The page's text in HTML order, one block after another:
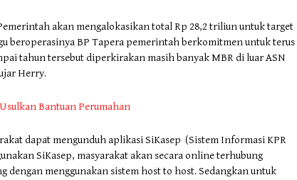
akan mengalokasikan total Rp 28,2 triliun untuk target
beroperasinya BP Tapera pemerintah berkomitmen untuk terus
tahun tersebut diperkirakan masih banyak MBR di luar ASN
Herry.
Bantuan Perumahan
dapat mengunduh aplikasi SiKasep (Sistem Informasi KPR
SiKasep, masyarakat akan secara online terhubung
menggunakan sistem host to host. Sedangkan untuk